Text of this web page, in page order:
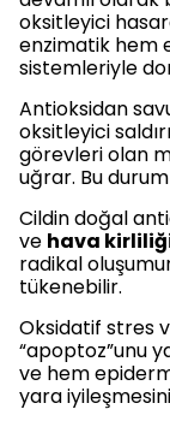
oksitleyici
enzimatik hem
sistemleriyle
Antioksidan
oksitleyici
görevleri olan
uğrar. Bu durum
Cildin doğal
ve hava
radikal
tükenebilir.
Oksidatif stres
“apoptoz”unu
ve hem
yara